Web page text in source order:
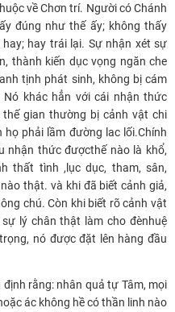
về Chơn trí. Người có Chánh
đúng như thế ấy; không thấy
hay trái lại. Sự nhận xét sự
thành kiến dục vọng ngăn che
tịnh phát sinh, không bị cám
khác hẳn với cái nhận thức
gian thường bị cảnh vật chi
phải lầm đường lac lối.Chính
nhận thức đượcthế nào là khổ,
thất tình ,lục dục, tham, sân,
thật. và khi đã biết cảnh giả,
chú. Còn khi biết rõ cảnh vật
lý chân thật làm cho đènhuệ
nó được đặt lên hàng đầu
rằng: nhân quả tự Tâm, mọi
ác không hề có thần linh nào